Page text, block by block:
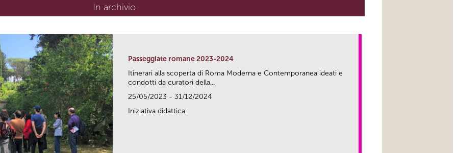
In archivio
Passeggiate romane 2023-2024
Itinerari alla scoperta di Roma Moderna e Contemporanea ideati e
condotti da curatori della...
25/05/2023 - 31/12/2024
Iniziativa didattica